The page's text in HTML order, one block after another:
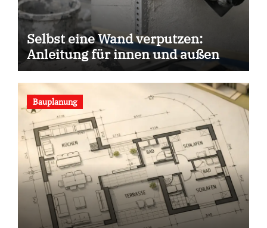
Selbst eine Wand verputzen:
Anleitung für innen und außen
Bauplanung